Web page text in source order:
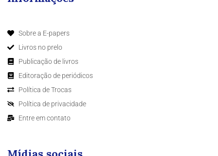
Sobre a E-papers
Livros no prelo
Publicação de livros
Editoração de periódicos
Política de Trocas
Política de privacidade
Entre em contato